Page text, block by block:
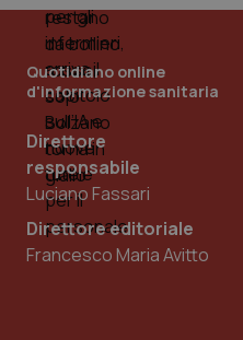
Quotidiano online
d'informazione sanitaria
Direttore
responsabile
Luciano Fassari
Direttore editoriale
Francesco Maria Avitto
_ga_KM60CM4NPH